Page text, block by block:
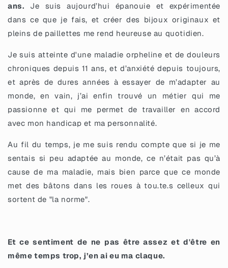
ans. Je suis aujourd’hui épanouie et expérimentée
dans ce que je fais, et créer des bijoux originaux et
pleins de paillettes me rend heureuse au quotidien.
Je suis atteinte d'une maladie orpheline et de douleurs
chroniques depuis 11 ans, et d’anxiété depuis toujours,
et après de dures années à essayer de m’adapter au
monde, en vain, j’ai enfin trouvé un métier qui me
passionne et qui me permet de travailler en accord
avec mon handicap et ma personnalité.
Au fil du temps, je me suis rendu compte que si je me
sentais si peu adaptée au monde, ce n’était pas qu’à
cause de ma maladie, mais bien parce que ce monde
met des bâtons dans les roues à tou.te.s celleux qui
sortent de "la norme".
Et ce sentiment de ne pas être assez et d'être en
même temps trop, j’en ai eu ma claque.